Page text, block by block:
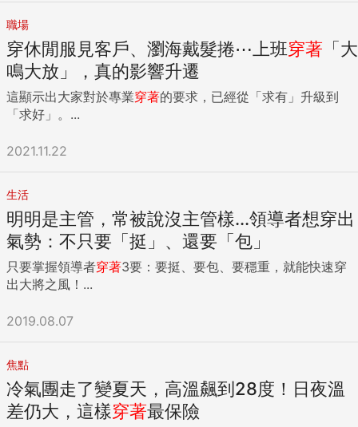
職場
穿休閒服見客戶、瀏海戴髮捲⋯上班穿著 「大
鳴大放」，真的影響升遷
這顯示出大家對於專業穿著的要求，已經從「求有」升級到
「求好」。...
2021.11.22
生活
明明是主管，常被說沒主管樣...領導者想穿出
氣勢：不只要「挺」、還要「包」
只要掌握領導者穿著3要：要挺、要包、要穩重，就能快速穿
出大將之風！...
2019.08.07
焦點
冷氣團走了變夏天，高溫飆到28度！日夜溫
差仍大，這樣穿著最保險